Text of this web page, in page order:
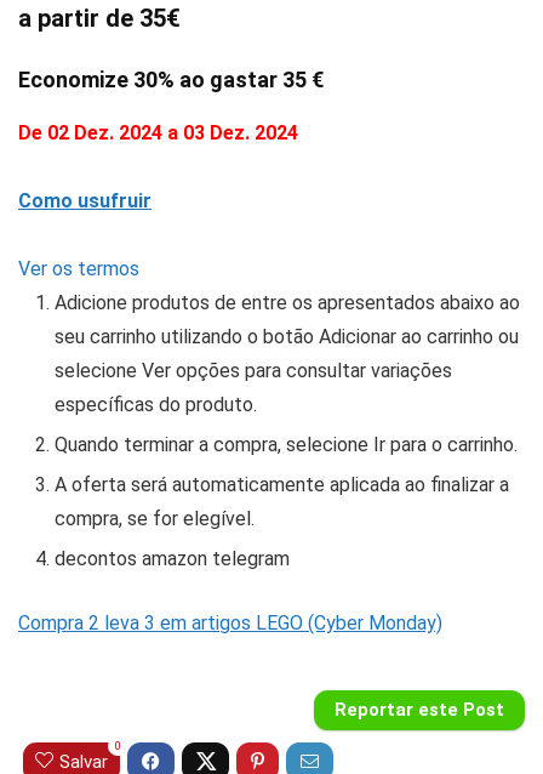
a partir de 35€
Economize 30% ao gastar 35 €
De 02 Dez. 2024 a 03 Dez. 2024
Como usufruir
Ver os termos
Adicione produtos de entre os apresentados abaixo ao
seu carrinho utilizando o botão Adicionar ao carrinho ou
selecione Ver opções para consultar variações
específicas do produto.
Quando terminar a compra, selecione Ir para o carrinho.
A oferta será automaticamente aplicada ao finalizar a
compra, se for elegível.
decontos amazon telegram
Compra 2 leva 3 em artigos LEGO (Cyber Monday)
Reportar este Post
Salvar
0